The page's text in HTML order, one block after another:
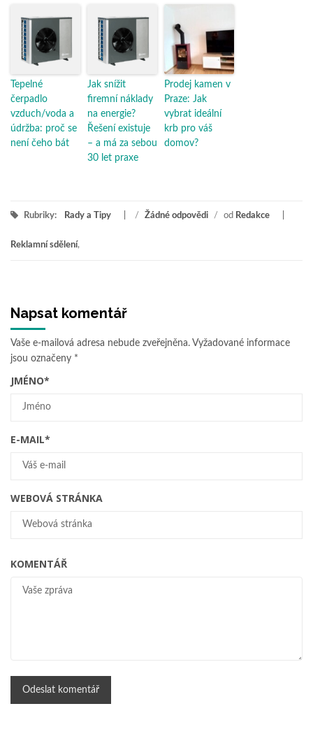
Tepelné
čerpadlo
vzduch/voda a
údržba: proč se
není čeho bát
Jak snížit
firemní náklady
na energie?
Řešení existuje
– a má za sebou
30 let praxe
Prodej kamen v
Praze: Jak
vybrat ideální
krb pro váš
domov?
Rubriky: Rady a Tipy / Žádné odpovědi / od Redakce
Reklamní sdělení,
Napsat komentář
Vaše e-mailová adresa nebude zveřejněna. Vyžadované informace
jsou označeny *
JMÉNO*
E-MAIL*
WEBOVÁ STRÁNKA
KOMENTÁŘ